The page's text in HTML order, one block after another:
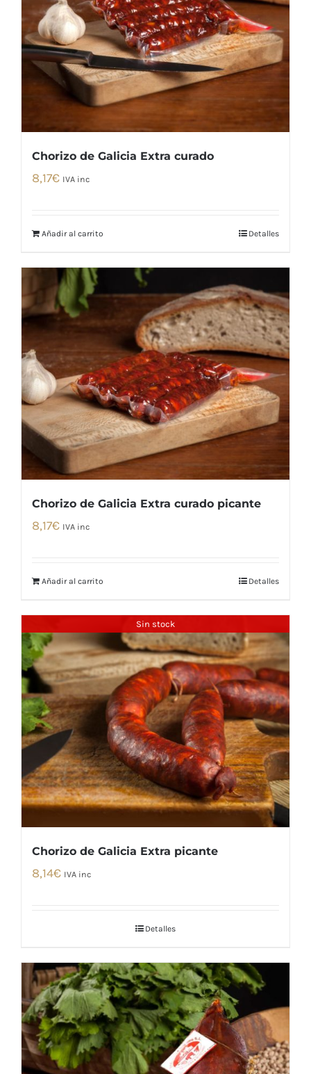
Chorizo de Galicia Extra curado
8,17€ IVA inc
Añadir al carrito Detalles
Chorizo de Galicia Extra curado picante
8,17€ IVA inc
Añadir al carrito Detalles
Sin stock
Chorizo de Galicia Extra picante
8,14€ IVA inc
Detalles